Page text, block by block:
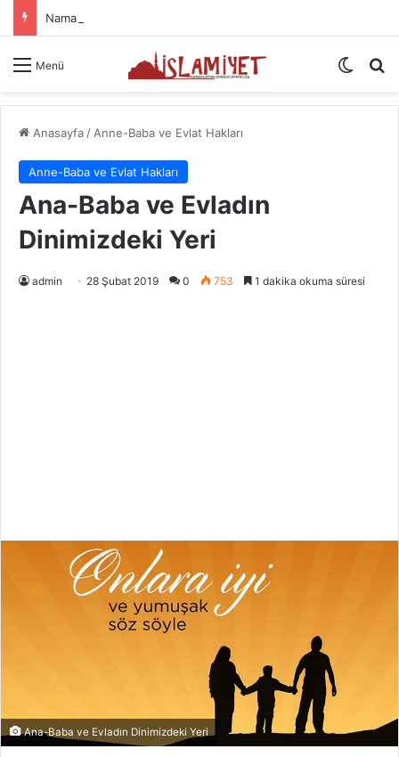
Namazın Önemi Ve Fazileti
Menü Dış
Anasayfa/Anne-Baba ve Evlat Hakları
Anne-Baba ve Evlat Hakları
Ana-Baba ve Evladın
Dinimizdeki Yeri
admin 28 Şubat 2019 0 753 1 dakika okuma süresi
Ana-Baba ve Evladın Dinimizdeki Yeri